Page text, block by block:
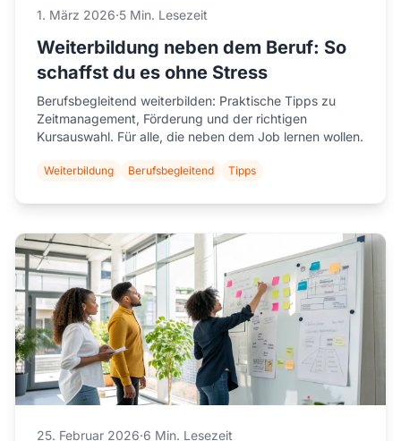
1. März 2026·5 Min. Lesezeit
Weiterbildung neben dem Beruf: So
schaffst du es ohne Stress
Berufsbegleitend weiterbilden: Praktische Tipps zu
Zeitmanagement, Förderung und der richtigen
Kursauswahl. Für alle, die neben dem Job lernen wollen.
Weiterbildung Berufsbegleitend Tipps
25. Februar 2026·6 Min. Lesezeit